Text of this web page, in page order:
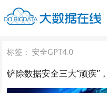
标签：安全GPT4.0
铲除数据安全三大“顽疾”